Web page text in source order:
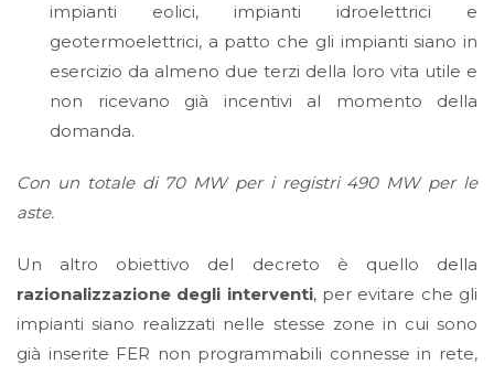
impianti eolici, impianti idroelettrici e
geotermoelettrici, a patto che gli impianti siano in
esercizio da almeno due terzi della loro vita utile e
non ricevano già incentivi al momento della
domanda.
Con un totale di 70 MW per i registri 490 MW per le
aste.
Un altro obiettivo del decreto è quello della
razionalizzazione degli interventi, per evitare che gli
impianti siano realizzati nelle stesse zone in cui sono
già inserite FER non programmabili connesse in rete,